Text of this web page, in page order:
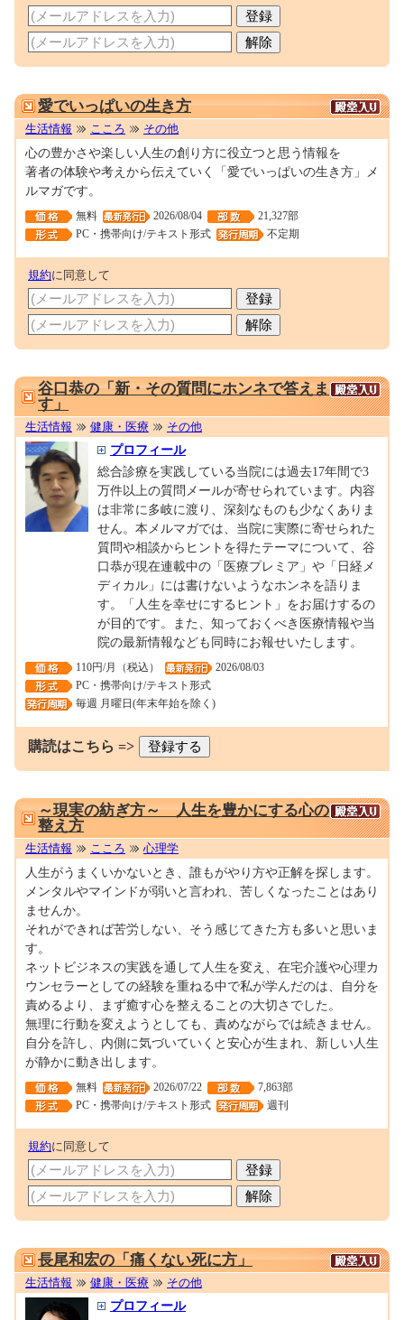
愛でいっぱいの生き方
生活情報 こころ その他
心の豊かさや楽しい人生の創り方に役立つと思う情報を
著者の体験や考えから伝えていく「愛でいっぱいの生き方」メ
ルマガです。
無料 2026/08/04
21,327部
PC・携帯向け/テキスト形式
不定期
規約に同意して
谷口恭の「新・その質問にホンネで答えま
す」
生活情報 健康・医療 その他
プロフィール
総合診療を実践している当院には過去17年間で3
万件以上の質問メールが寄せられています。内容
は非常に多岐に渡り、深刻なものも少なくありま
せん。本メルマガでは、当院に実際に寄せられた
質問や相談からヒントを得たテーマについて、谷
口恭が現在連載中の「医療プレミア」や「日経メ
ディカル」には書けないようなホンネを語りま
す。「人生を幸せにするヒント」をお届けするの
が目的です。また、知っておくべき医療情報や当
院の最新情報なども同時にお報せいたします。
110円/月（税込）
2026/08/03
PC・携帯向け/テキスト形式
毎週 月曜日(年末年始を除く)
購読はこちら =>
～現実の紡ぎ方～ 人生を豊かにする心の
整え方
生活情報 こころ 心理学
人生がうまくいかないとき、誰もがやり方や正解を探します。
メンタルやマインドが弱いと言われ、苦しくなったことはあり
ませんか。
それができれば苦労しない、そう感じてきた方も多いと思いま
す。
ネットビジネスの実践を通して人生を変え、在宅介護や心理カ
ウンセラーとしての経験を重ねる中で私が学んだのは、自分を
責めるより、まず癒す心を整えることの大切さでした。
無理に行動を変えようとしても、責めながらでは続きません。
自分を許し、内側に気づいていくと安心が生まれ、新しい人生
が静かに動き出します。
無料 2026/07/22
7,863部
PC・携帯向け/テキスト形式
週刊
規約に同意して
長尾和宏の「痛くない死に方」
生活情報 健康・医療 その他
プロフィール